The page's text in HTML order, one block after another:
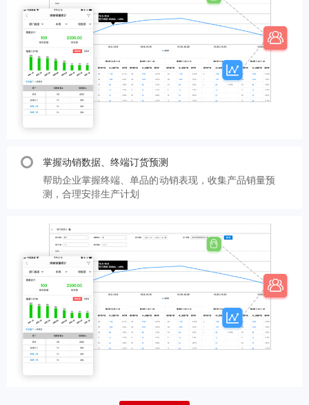
掌握动销数据、终端订货预测
帮助企业掌握终端、单品的动销表现，收集产品销量预
测，合理安排生产计划